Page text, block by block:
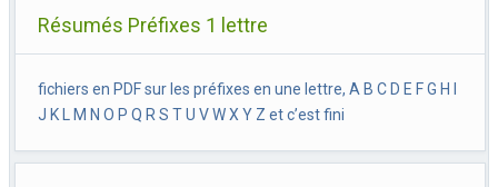
Résumés Préfixes 1 lettre
fichiers en PDF sur les préfixes en une lettre, A B C D E F G H I
J K L M N O P Q R S T U V W X Y Z et c’est fini